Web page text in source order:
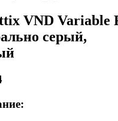
VND Variable
серый,